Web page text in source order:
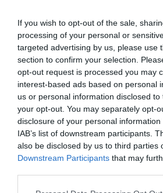
If you wish to opt-out of the sale,
processing of your personal or
targeted advertising by us, please use
section to confirm your selection.
opt-out request is processed you may
interest-based ads based on personal
us or personal information disclosed
your opt-out. You may separately opt-
disclosure of your personal
IAB’s list of downstream participants.
also be disclosed by us to third parties
Downstream Participants that may
Please note that this website/app uses
Ne maradjon le a legfrissebb
bennünket az EGRI ÜGYEK
VISSZA A FŐOLDALRA